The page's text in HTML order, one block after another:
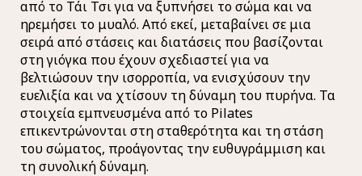
από το Τάι Τσι για να ξυπνήσει το σώμα και να
ηρεμήσει το μυαλό. Από εκεί, μεταβαίνει σε μια
σειρά από στάσεις και διατάσεις που βασίζονται
στη γιόγκα που έχουν σχεδιαστεί για να
βελτιώσουν την ισορροπία, να ενισχύσουν την
ευελιξία και να χτίσουν τη δύναμη του πυρήνα. Τα
στοιχεία εμπνευσμένα από το Pilates
επικεντρώνονται στη σταθερότητα και τη στάση
του σώματος, προάγοντας την ευθυγράμμιση και
τη συνολική δύναμη.